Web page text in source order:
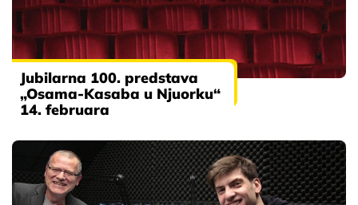
Jubilarna 100. predstava
„Osama-Kasaba u Njuorku“
14. februara